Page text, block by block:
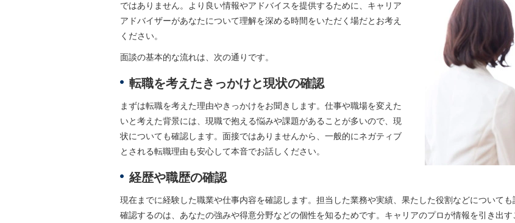
ではありません。より良い情報やアドバイスを提供するために、キャリア
アドバイザーがあなたについて理解を深める時間をいただく場だとお考え
ください。
面談の基本的な流れは、次の通りです。
転職を考えたきっかけと現状の確認
まずは転職を考えた理由やきっかけをお聞きします。仕事や職場を変えた
いと考えた背景には、現職で抱える悩みや課題があることが多いので、現
状についても確認します。面接ではありませんから、一般的にネガティブ
とされる転職理由も安心して本音でお話しください。
経歴や職歴の確認
現在までに経験した職業や仕事内容を確認します。担当した業務や実績、果たした役割などについて
確認するのは、あなたの強みや得意分野などの個性を知るためです。キャリアのプロが情報を引き出